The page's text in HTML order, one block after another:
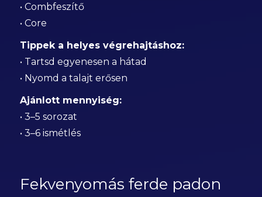
• Combfeszítő
• Core
Tippek a helyes végrehajtáshoz:
• Tartsd egyenesen a hátad
• Nyomd a talajt erősen
Ajánlott mennyiség:
• 3–5 sorozat
• 3–6 ismétlés
Fekvenyomás ferde padon